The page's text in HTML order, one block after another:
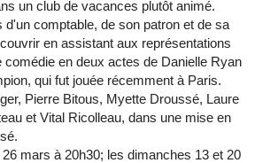
un club de vacances plutôt animé.
d'un comptable, de son patron et de sa
en assistant aux représentations
comédie en deux actes de Danielle Ryan
qui fut jouée récemment à Paris.
Pierre Bitous, Myette Droussé, Laure
et Vital Ricolleau, dans une mise en
mars à 20h30; les dimanches 13 et 20